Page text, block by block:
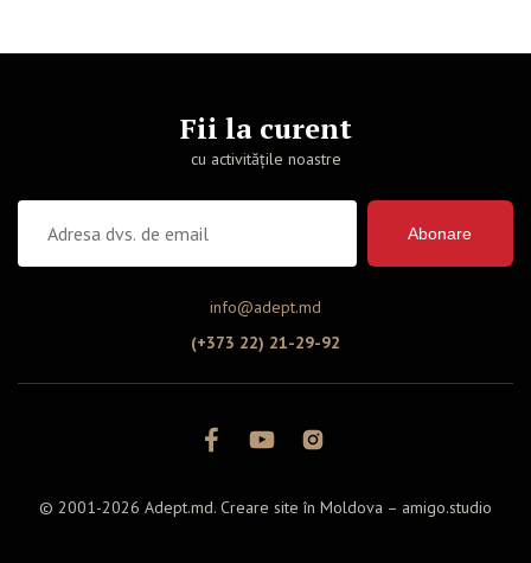
Fii la curent
cu activitățile noastre
Abonare
info@adept.md
(+373 22) 21-29-92
© 2001-2026 Adept.md. Creare site în Moldova – amigo.studio